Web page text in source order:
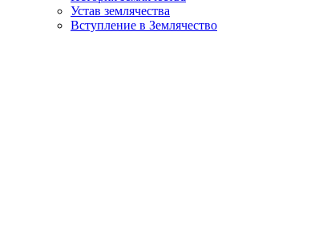
Устав землячества
Вступление в Землячество